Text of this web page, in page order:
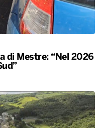
di Mestre: “Nel 2026